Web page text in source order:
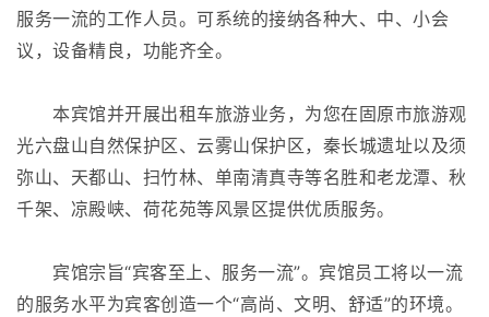
服务一流的工作人员。可系统的接纳各种大、中、小会
议，设备精良，功能齐全。
本宾馆并开展出租车旅游业务，为您在固原市旅游观
光六盘山自然保护区、云雾山保护区，秦长城遗址以及须
弥山、天都山、扫竹林、单南清真寺等名胜和老龙潭、秋
千架、凉殿峡、荷花苑等风景区提供优质服务。
宾馆宗旨“宾客至上、服务一流”。宾馆员工将以一流
的服务水平为宾客创造一个“高尚、文明、舒适”的环境。